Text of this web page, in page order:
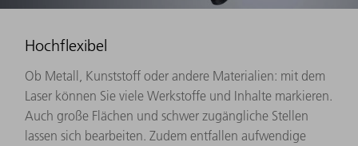
Hochflexibel
Ob Metall, Kunststoff oder andere Materialien: mit dem
Laser können Sie viele Werkstoffe und Inhalte markieren.
Auch große Flächen und schwer zugängliche Stellen
lassen sich bearbeiten. Zudem entfallen aufwendige